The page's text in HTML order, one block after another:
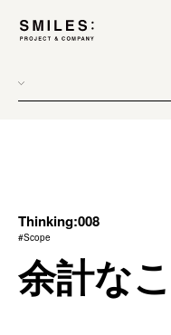
scope
process
team management
Thinking:008
#Scope
余計な